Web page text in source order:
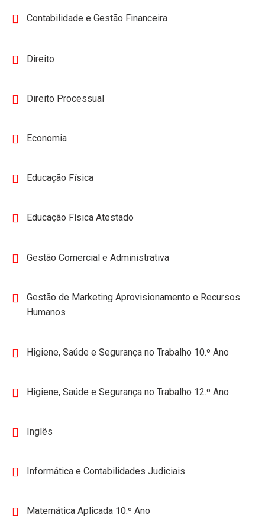
Contabilidade e Gestão Financeira
Direito
Direito Processual
Economia
Educação Física
Educação Física Atestado
Gestão Comercial e Administrativa
Gestão de Marketing Aprovisionamento e Recursos
Humanos
Higiene, Saúde e Segurança no Trabalho 10.º Ano
Higiene, Saúde e Segurança no Trabalho 12.º Ano
Inglês
Informática e Contabilidades Judiciais
Matemática Aplicada 10.º Ano